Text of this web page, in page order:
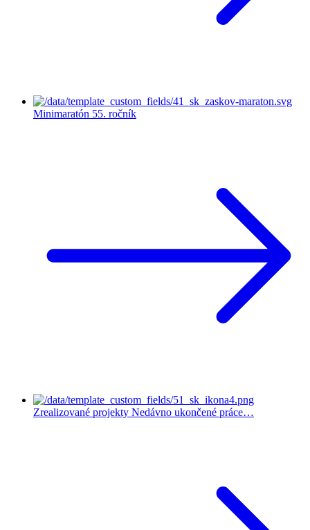
Minimaratón 55. ročník
Zrealizované projekty Nedávno ukončené práce…